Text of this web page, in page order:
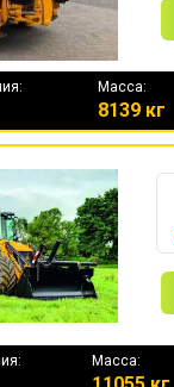
Масса:
8139 кг
Масса: